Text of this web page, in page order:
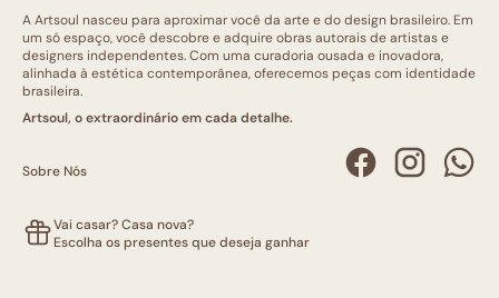
A Artsoul nasceu para aproximar você da arte e do design brasileiro. Em
um só espaço, você descobre e adquire obras autorais de artistas e
designers independentes. Com uma curadoria ousada e inovadora,
alinhada à estética contemporânea, oferecemos peças com identidade
brasileira.
Artsoul, o extraordinário em cada detalhe.
Sobre Nós
Vai casar? Casa nova?
Escolha os presentes que deseja ganhar